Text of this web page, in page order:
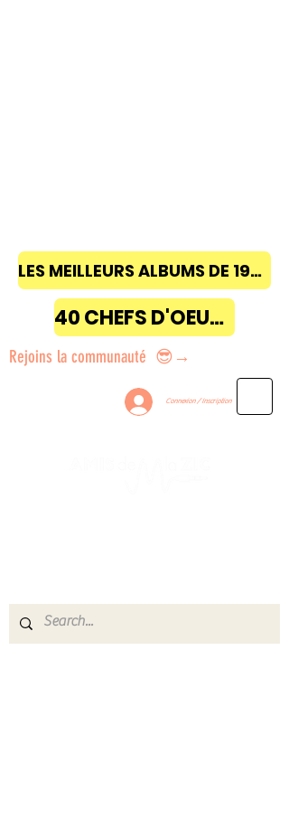
LES MEILLEURS ALBUMS DE 1968 à 2018
40 CHEFS D'OEUVRE
Rejoins la communauté 😎→
Connexion / Inscription